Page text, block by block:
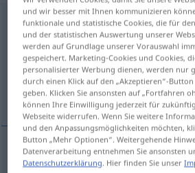
festnehmen
Übersicht aller Übersetzungen
(Für mehr Details die Übersetzung
chytiť, uväzniť, zavrieť
chytiť festnehmen
und wir besser mit Ihnen kommunizieren
funktionale und statistische Cookies, die für
und der statistischen Auswertung unserer
werden auf Grundlage unserer Vorauswahl
gespeichert. Marketing-Cookies und Cookies,
personalisierter Werbung dienen, werden nur
durch einen Klick auf den „Akzeptieren“-
geben. Klicken Sie ansonsten auf „Fortfahren
können Ihre Einwilligung jederzeit für
Webseite widerrufen. Wenn Sie weitere
und den Anpassungsmöglichkeiten möchten,
Button „Mehr Optionen“. Weitergehende
Datenverarbeitung entnehmen Sie ansonsten
Datenschutzerklärung. Hier finden Sie unser